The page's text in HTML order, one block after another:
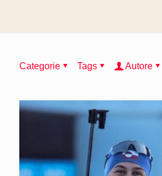
Categorie Tags Autore